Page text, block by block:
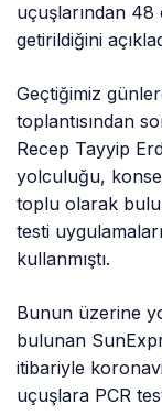
uçuşlarından
getirildiğini
Geçtiğimiz
toplantısından
Recep Tayyip
yolculuğu,
toplu olarak
testi
kullanmıştı.
Bunun üzerine
bulunan
itibariyle
uçuşlara PCR